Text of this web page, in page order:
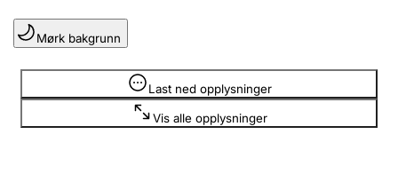
Lag og forening
Registrere, endre, slette
Mørk bakgrunn
Last ned opplysninger
Vis alle opplysninger
Opplysninger er skjult